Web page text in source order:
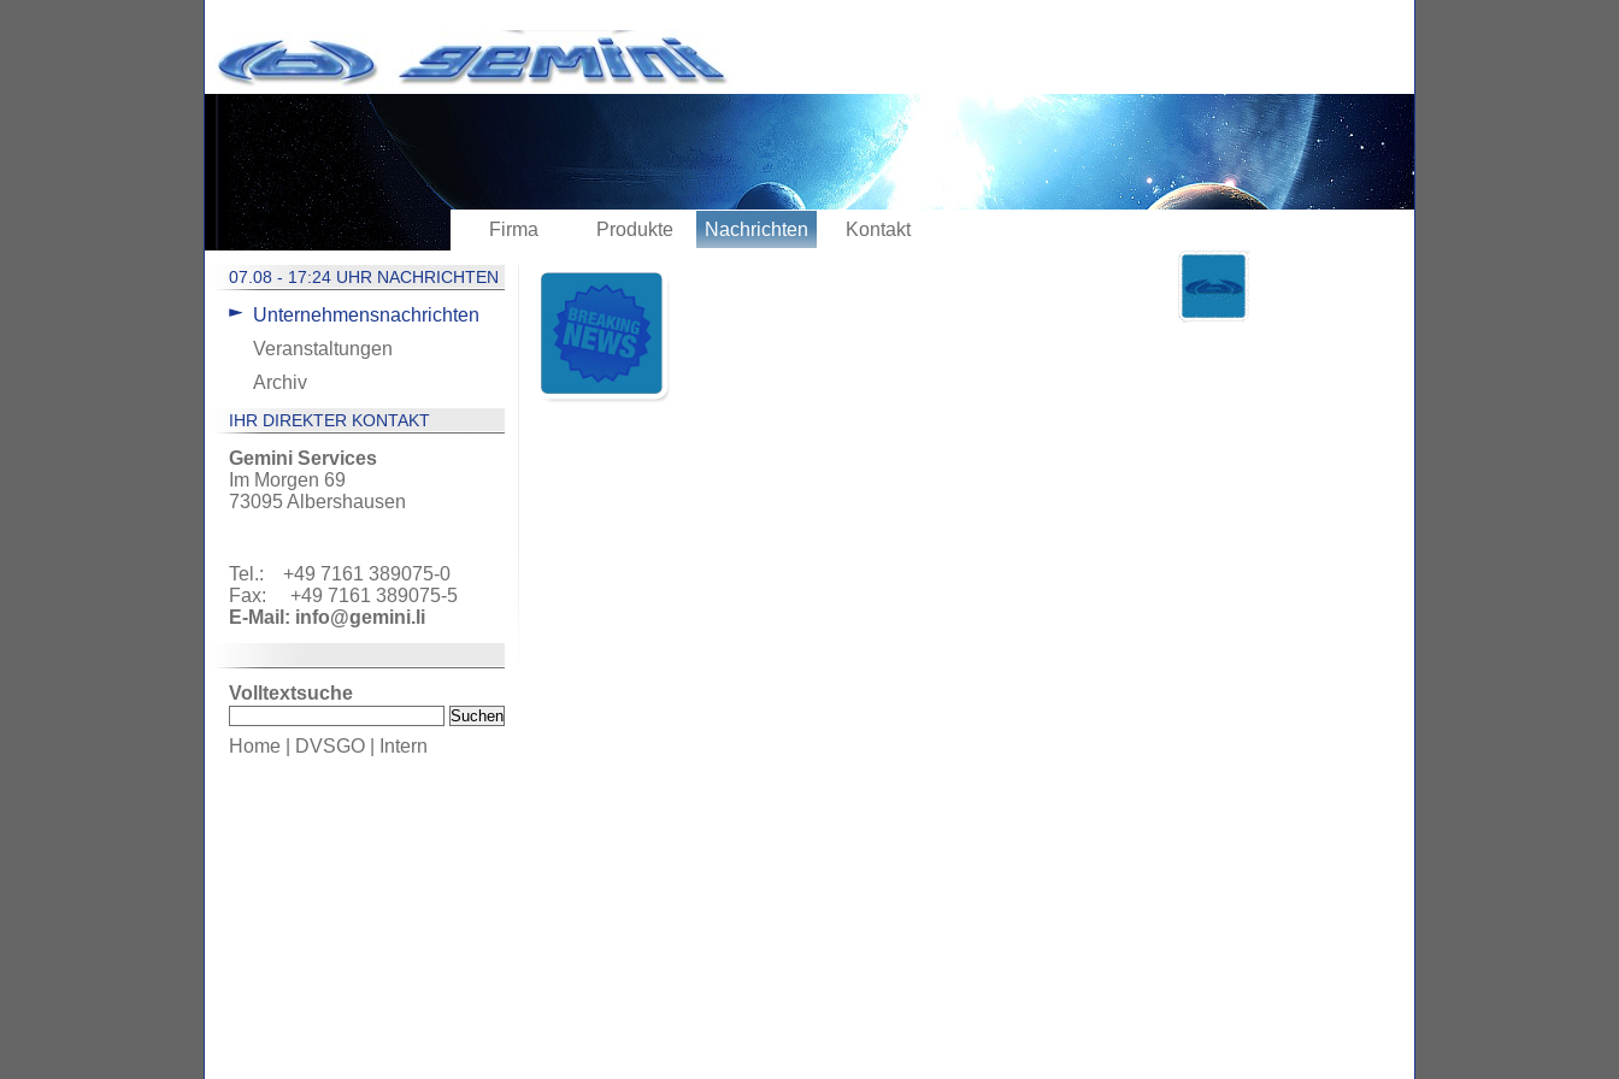
Firma Produkte Nachrichten Kontakt
07.08 - 17:24 UHR NACHRICHTEN
Unternehmensnachrichten
Veranstaltungen
Archiv
IHR DIREKTER KONTAKT
Gemini Services
Im Morgen 69
73095 Albershausen
Tel.: +49 7161 389075-0
Fax: +49 7161 389075-5
E-Mail: info@gemini.li
Volltextsuche
Home DVSGO Intern